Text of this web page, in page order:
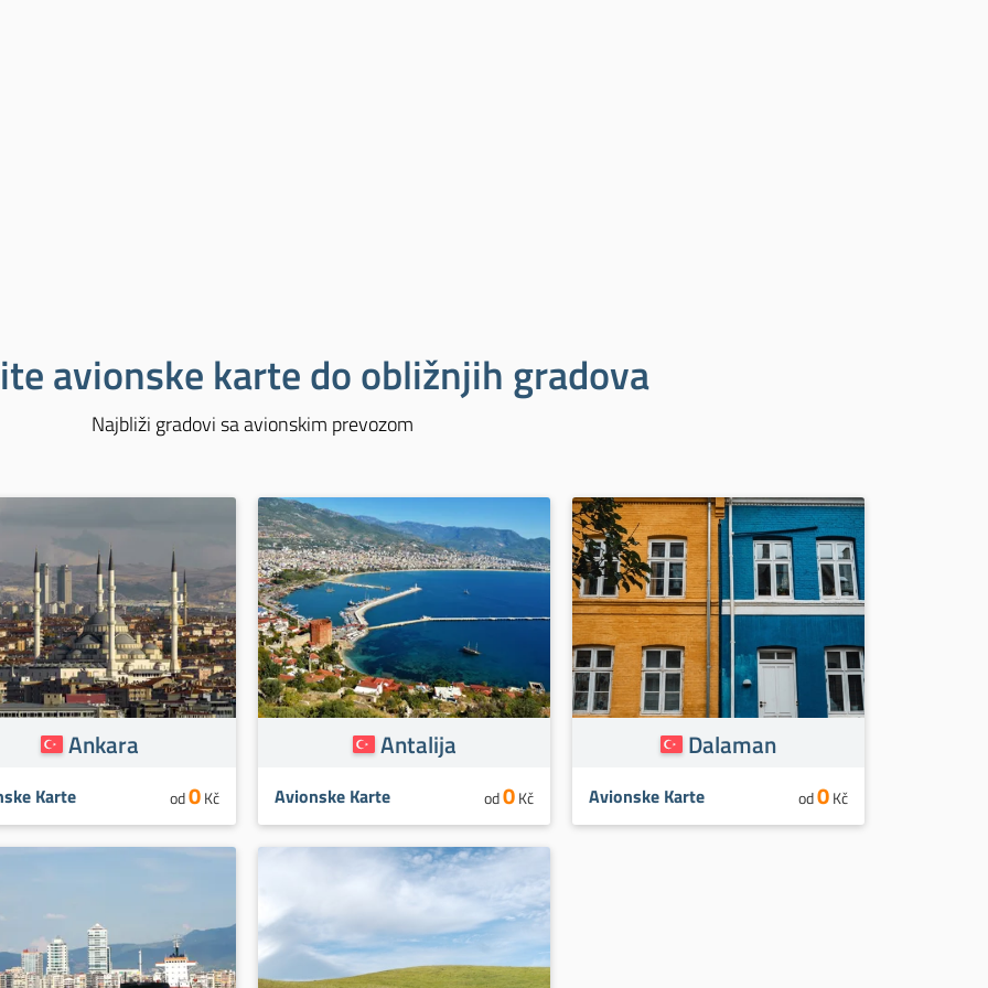
avionske karte do obližnjih gradova
Najbliži gradovi sa avionskim prevozom
Ankara
Karte od0Kč
Antalija
Avionske Karte od0Kč
Dalaman
Avionske Karte od0Kč